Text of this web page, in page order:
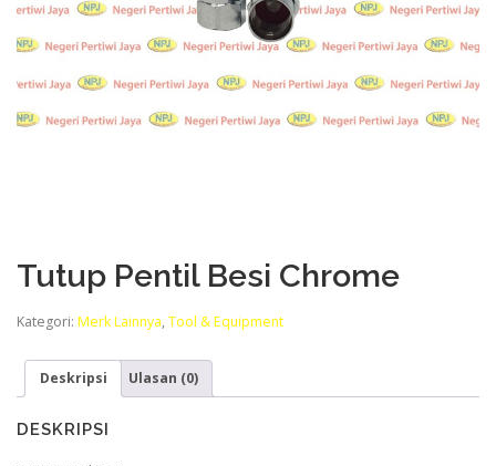
Tutup Pentil Besi Chrome
Kategori: Merk Lainnya, Tool & Equipment
Deskripsi Ulasan (0)
DESKRIPSI